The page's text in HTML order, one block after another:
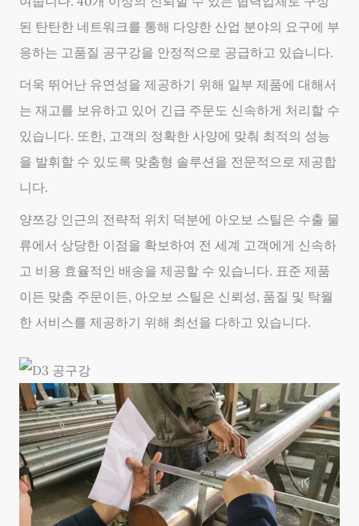
된 탄탄한 네트워크를 통해 다양한 산업 분야의 요구에 부
응하는 고품질 공구강을 안정적으로 공급하고 있습니다.
더욱 뛰어난 유연성을 제공하기 위해 일부 제품에 대해서
는 재고를 보유하고 있어 긴급 주문도 신속하게 처리할 수
있습니다. 또한, 고객의 정확한 사양에 맞춰 최적의 성능
을 발휘할 수 있도록 맞춤형 솔루션을 전문적으로 제공합
니다.
양쯔강 인근의 전략적 위치 덕분에 아오보 스틸은 수출 물
류에서 상당한 이점을 확보하여 전 세계 고객에게 신속하
고 비용 효율적인 배송을 제공할 수 있습니다. 표준 제품
이든 맞춤 주문이든, 아오보 스틸은 신뢰성, 품질 및 탁월
한 서비스를 제공하기 위해 최선을 다하고 있습니다.